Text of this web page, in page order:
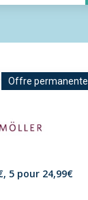
Offre permanente
5 pour 24,99€